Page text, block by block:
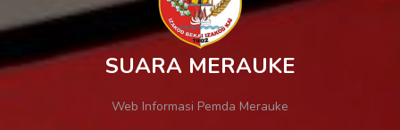
SUARA MERAUKE
Web Informasi Pemda Merauke